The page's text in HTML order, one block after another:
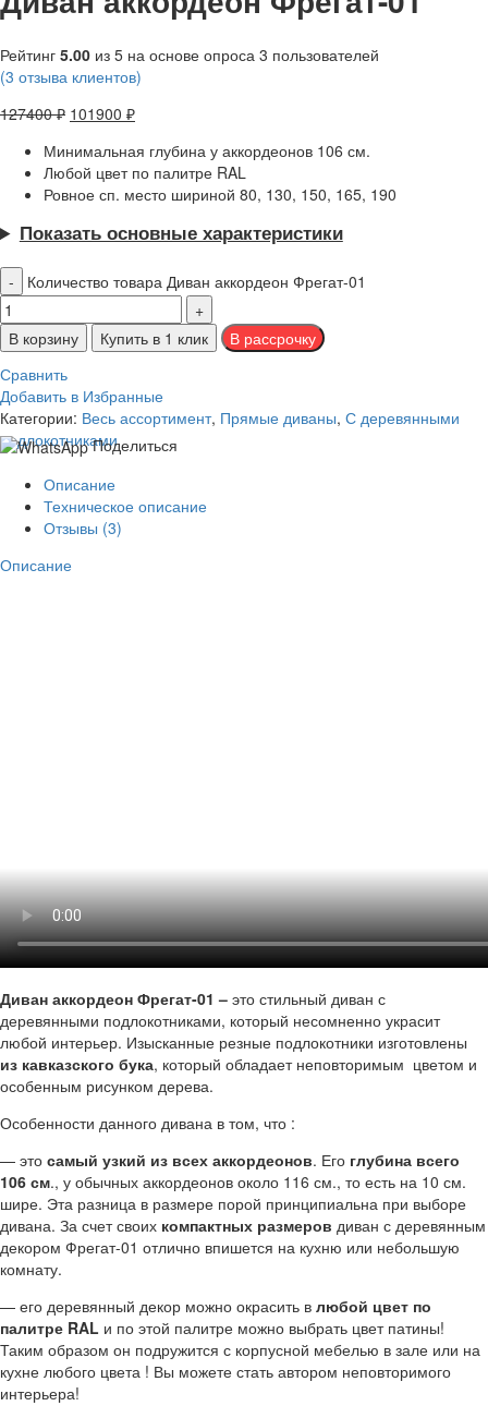
Рейтинг 5.00 из 5 на основе опроса 3 пользователей
(3 отзыва клиентов)
127400₽ 101900 ₽
Минимальная глубина у аккордеонов 106 см.
Любой цвет по палитре RAL
Ровное сп. место шириной 80, 130, 150, 165, 190
Показать основные характеристики
Количество товара Диван аккордеон Фрегат-01
В корзину
Купить в 1 клик
Сравнить
Добавить в Избранные
Категории: Весь ассортимент, Прямые диваны, С деревянными
подлокотникамиПоделиться
Описание
Техническое описание
Отзывы (3)
Описание
Диван аккордеон Фрегат-01 – это стильный диван с
деревянными подлокотниками, который несомненно украсит
любой интерьер. Изысканные резные подлокотники изготовлены
из кавказского бука, который обладает неповторимым цветом и
особенным рисунком дерева.
Особенности данного дивана в том, что :
— это самый узкий из всех аккордеонов. Его глубина всего
106 см., у обычных аккордеонов около 116 см., то есть на 10 см.
шире. Эта разница в размере порой принципиальна при выборе
дивана. За счет своих компактных размеров диван с деревянным
декором Фрегат-01 отлично впишется на кухню или небольшую
комнату.
— его деревянный декор можно окрасить в любой цвет по
палитре RAL и по этой палитре можно выбрать цвет патины!
Таким образом он подружится с корпусной мебелью в зале или на
кухне любого цвета ! Вы можете стать автором неповторимого
интерьера!